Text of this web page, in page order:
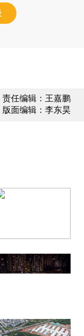
责任编辑：王嘉鹏
版面编辑：李东昊